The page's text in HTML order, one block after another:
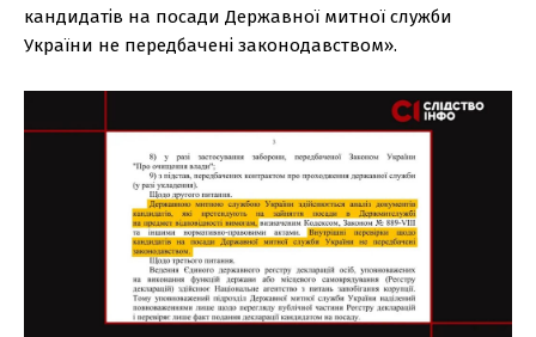
кандидатів на посади Державної митної служби
України не передбачені законодавством».